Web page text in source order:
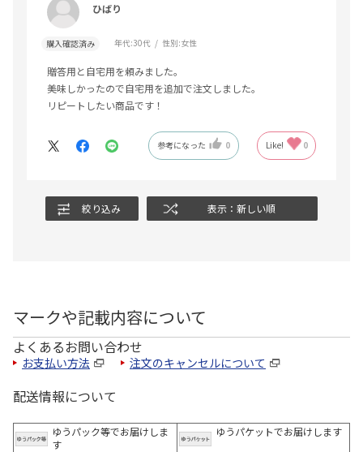
ひばり
購入確認済み 年代:30代 性別:女性
贈答用と自宅用を頼みました。
美味しかったので自宅用を追加で注文しました。
リピートしたい商品です！
参考になった 0 Like! 0
絞り込み 表示：新しい順
マークや記載内容について
よくあるお問い合わせ
お支払い方法 注文のキャンセルについて
配送情報について
ゆうパック等でお届けしま
す
ゆうパケットでお届けします